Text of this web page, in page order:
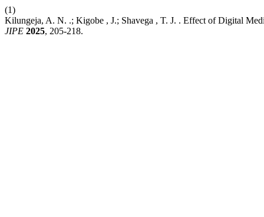
(1)
Kilungeja, A. N. .; Kigobe , J.; Shavega , T. J. . Effect of Digital
JIPE 2025, 205-218.